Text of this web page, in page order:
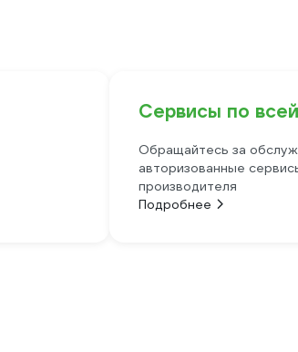
Сервисы по
Обращайтесь за
авторизованные
производителя
Подробнее